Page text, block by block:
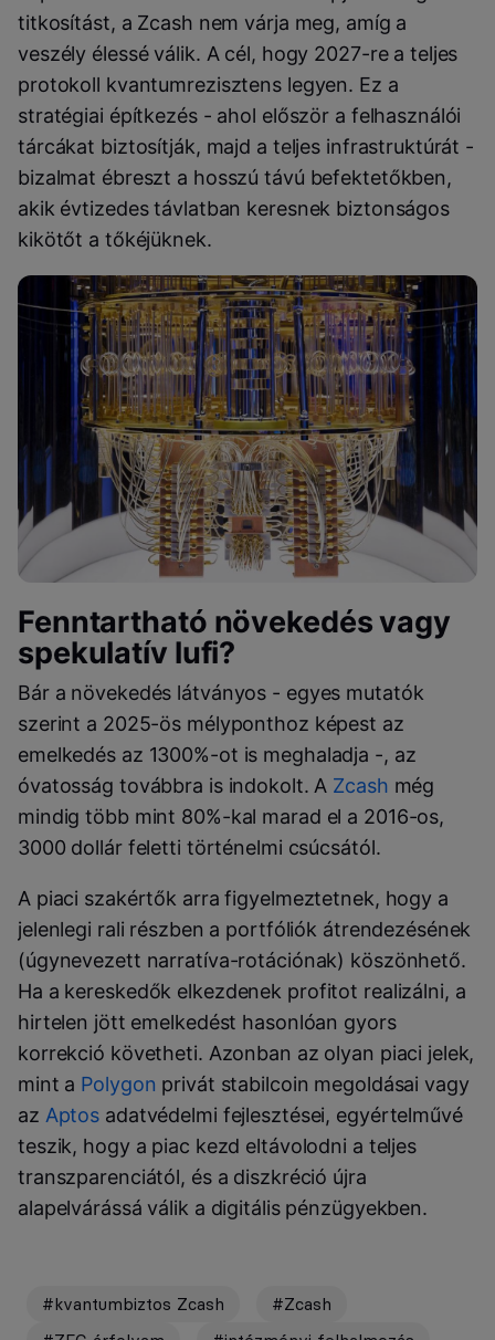
titkosítást, a Zcash nem várja meg, amíg a
veszély élessé válik. A cél, hogy 2027-re a teljes
protokoll kvantumrezisztens legyen. Ez a
stratégiai építkezés - ahol először a felhasználói
tárcákat biztosítják, majd a teljes infrastruktúrát -
bizalmat ébreszt a hosszú távú befektetőkben,
akik évtizedes távlatban keresnek biztonságos
kikötőt a tőkéjüknek.
Fenntartható növekedés vagy
spekulatív lufi?
Bár a növekedés látványos - egyes mutatók
szerint a 2025-ös mélyponthoz képest az
emelkedés az 1300%-ot is meghaladja -, az
óvatosság továbbra is indokolt. A Zcash még
mindig több mint 80%-kal marad el a 2016-os,
3000 dollár feletti történelmi csúcsától.
A piaci szakértők arra figyelmeztetnek, hogy a
jelenlegi rali részben a portfóliók átrendezésének
(úgynevezett narratíva-rotációnak) köszönhető.
Ha a kereskedők elkezdenek profitot realizálni, a
hirtelen jött emelkedést hasonlóan gyors
korrekció követheti. Azonban az olyan piaci jelek,
mint a Polygon privát stabilcoin megoldásai vagy
az Aptos adatvédelmi fejlesztései, egyértelművé
teszik, hogy a piac kezd eltávolodni a teljes
transzparenciától, és a diszkréció újra
alapelvárássá válik a digitális pénzügyekben.
#kvantumbiztos Zcash
#Zcash